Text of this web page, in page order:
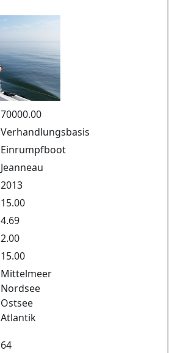
70000.00
Verhandlungsbasis
Einrumpfboot
Jeanneau
2013
15.00
4.69
2.00
15.00
Mittelmeer
Nordsee
Ostsee
Atlantik
64